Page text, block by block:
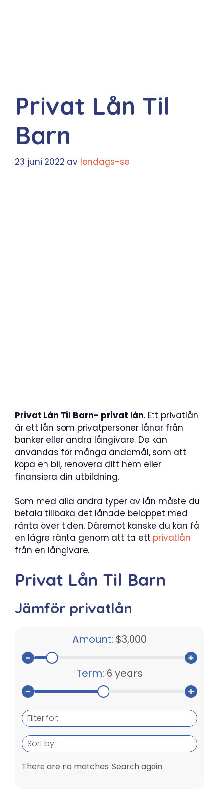
Privat Lån Til
Barn
23 juni 2022 av lendags-se
Privat Lån Til Barn- privat lån. Ett privatlån
är ett lån som privatpersoner lånar från
banker eller andra långivare. De kan
användas för många ändamål, som att
köpa en bil, renovera ditt hem eller
finansiera din utbildning.
Som med alla andra typer av lån måste du
betala tillbaka det lånade beloppet med
ränta över tiden. Däremot kanske du kan få
en lägre ränta genom att ta ett privatlån
från en långivare.
Privat Lån Til Barn
Jämför privatlån
Amount: $3,000
Term: 6 years
Filter for:
Sort by:
There are no matches. Search again